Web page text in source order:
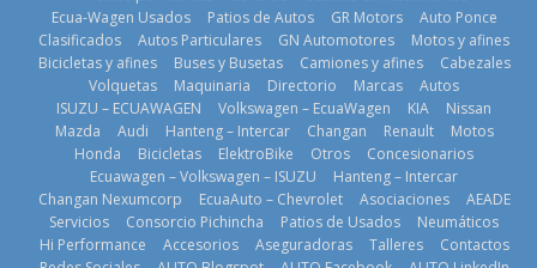
BMW, Toyota,
Bosch y
prueban flota
que usa
gasolina 100%
renovable
25 de julio de
2026
6 de mayo de
2026
La Vuelta al
Ecuador 2026,
edición 47ª,
¿Qué puede
pasar con tu
vehículo si
permanece
varios días sin
usar?
3 de agosto de
2026
Ecua-Wagen Usados
Patios de Autos GR Motors
Auto Ponce
Clasificados
Autos Particulares GN Automotores
Motos y afines
Bicicletas y afines
Buses y Busetas Camiones y afines
Cabezales
Volquetas
Maquinaria Directorio Marcas
Autos
ISUZU – ECUAWAGEN
Volkswagen – EcuaWagen KIA
Nissan
Mazda
Audi Hanteng – Intercar Changan Renault
Motos
Honda
Bicicletas ElektroBike Otros
Concesionarios
Ecuawagen – Volkswagen – ISUZU
Hanteng – Intercar
Changan Nexumcorp
EcuaAuto – Chevrolet Asociaciones
AEADE
Servicios
Consorcio Pichincha Patios de Usados
Neumáticos
Hi Performance
Accesorios Aseguradoras Talleres
Contactos